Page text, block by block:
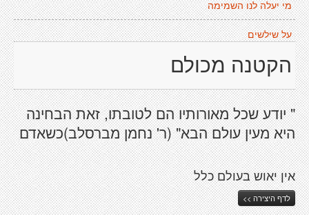
מי יעלה לנו השמימה
על שילשים
הקטנה מכולם
" יודע שכל מאורותיו הם לטובתו, זאת הבחינה
היא מעין עולם הבא" (ר' נחמן מברסלב)כשאדם
אין יאוש בעולם כלל
לדף היצירה >>